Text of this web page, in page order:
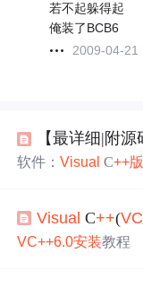
若不起躲得起
俺装了BCB6
2009-04-21
【最详细|附源
软件：Visual C++
提取码：dg2n[更多
Visual C++(VC
VC++6.0安装教程